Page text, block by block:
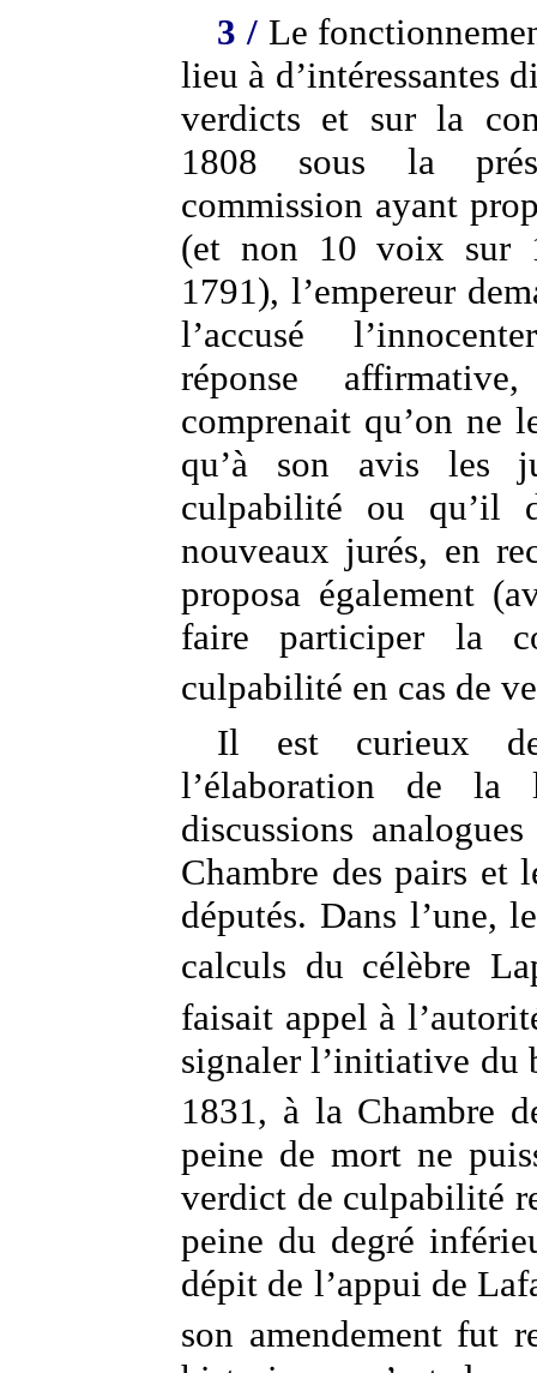
3 /Le
lieu à d’intéressantes
verdicts et sur la
1808 sous la
commission ayant
(et non 10 voix sur
1791), l’empereur
l’accusé
réponse
comprenait qu’on ne
qu’à son avis les
culpabilité ou qu’il
nouveaux jurés, en
proposa également
faire participer la
culpabilité en cas de
Il est curieux
l’élaboration de
discussions
Chambre des pairs et
députés. Dans l’une,
calculs du célèbre
faisait appel à
signaler l’initiative du
1831, à la Chambre
peine de mort ne
verdict de culpabilité
peine du degré
dépit de l’appui de
son amendement fut